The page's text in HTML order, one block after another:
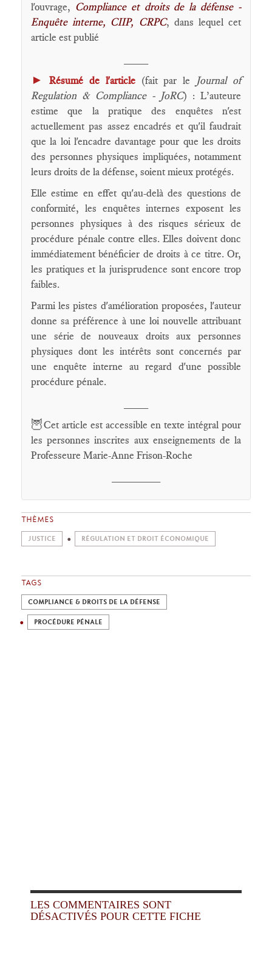
l'ouvrage, Compliance et droits de la défense -
Enquête interne, CIIP, CRPC, dans lequel cet
article est publié
► Résumé de l'article (fait par le Journal of
Regulation & Compliance - JoRC) : L’auteure
estime que la pratique des enquêtes n'est
actuellement pas assez encadrés et qu'il faudrait
que la loi l'encadre davantage pour que les droits
des personnes physiques impliquées, notamment
leurs droits de la défense, soient mieux protégés.
Elle estime en effet qu'au-delà des questions de
conformité, les enquêtes internes exposent les
personnes physiques à des risques sérieux de
procédure pénale contre elles. Elles doivent donc
immédiatement bénéficier de droits à ce titre. Or,
les pratiques et la jurisprudence sont encore trop
faibles.
Parmi les pistes d'amélioration proposées, l'auteur
donne sa préférence à une loi nouvelle attribuant
une série de nouveaux droits aux personnes
physiques dont les intérêts sont concernés par
une enquête interne au regard d'une possible
procédure pénale.
🦉Cet article est accessible en texte intégral pour
les personnes inscrites aux enseignements de la
Professeure Marie-Anne Frison-Roche
THÈMES
JUSTICE RÉGULATION ET DROIT ÉCONOMIQUE
TAGS
COMPLIANCE & DROITS DE LA DÉFENSE
PROCÉDURE PÉNALE
LES COMMENTAIRES SONT
DÉSACTIVÉS POUR CETTE FICHE